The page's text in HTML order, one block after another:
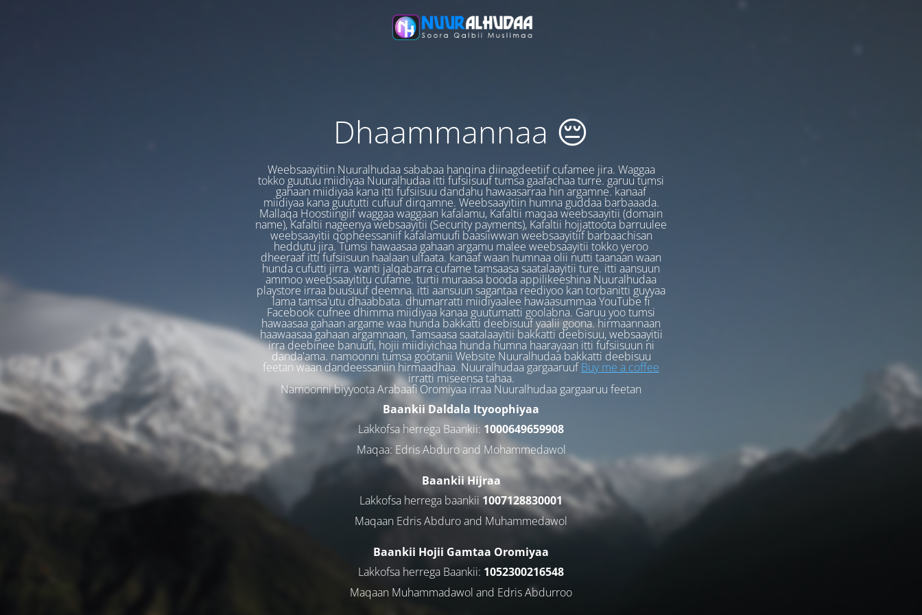
Dhaammannaa 😔
Weebsaayitiin Nuuralhudaa sababaa hanqina diinagdeetiif cufamee jira. Waggaa
tokko guutuu miidiyaa Nuuralhudaa itti fufsiisuuf tumsa gaafachaa turre. garuu tumsi
gahaan miidiyaa kana itti fufsiisuu dandahu hawaasarraa hin argamne. kanaaf
miidiyaa kana guututti cufuuf dirqamne. Weebsaayitiin humna guddaa barbaaada.
Mallaqa Hoostiingiif waggaa waggaan kafalamu, Kafaltii maqaa weebsaayitii (domain
name), Kafaltii nageenya websaayitii (Security payments), Kafaltii hojjattoota barruulee
weebsaayitii qopheessaniif kafalamuufi baasiiwwan weebsaayitiif barbaachisan
heddutu jira. Tumsi hawaasaa gahaan argamu malee weebsaayitii tokko yeroo
dheeraaf itti fufsiisuun haalaan ulfaata. kanaaf waan humnaa olii nutti taanaan waan
hunda cufutti jirra. wanti jalqabarra cufame tamsaasa saatalaayitii ture. itti aansuun
ammoo weebsaayititu cufame. turtii muraasa booda appilikeeshina Nuuralhudaa
playstore irraa buusuuf deemna. itti aansuun sagantaa reediyoo kan torbanitti guyyaa
lama tamsa'utu dhaabbata. dhumarratti miidiyaalee hawaasummaa YouTube fi
Facebook cufnee dhimma miidiyaa kanaa guutumatti goolabna. Garuu yoo tumsi
hawaasaa gahaan argame waa hunda bakkatti deebisuuf yaalii goona. hirmaannaan
haawaasaa gahaan argamnaan, Tamsaasa saatalaayitii bakkatti deebisuu, websaayitii
irra deebinee banuufi, hojii miidiyichaa hunda humna haarayaan itti fufsiisuun ni
danda'ama. namoonni tumsa gootanii Website Nuuralhudaa bakkatti deebisuu
feetan waan dandeessaniin hirmaadhaa. Nuuralhudaa gargaaruufBuy me a coffee
irratti miseensa tahaa.
Namoonni biyyoota Arabaafi Oromiyaa irraa Nuuralhudaa gargaaruu feetan
Baankii Daldala Ityoophiyaa
Lakkofsa herrega Baankii: 1000649659908
Maqaa: Edris Abduro and Mohammedawol
Baankii Hijraa
Lakkofsa herrega baankii 1007128830001
Maqaan Edris Abduro and Muhammedawol
Baankii Hojii Gamtaa Oromiyaa
Lakkofsa herrega Baankii: 1052300216548
Maqaan Muhammadawol and Edris Abdurroo